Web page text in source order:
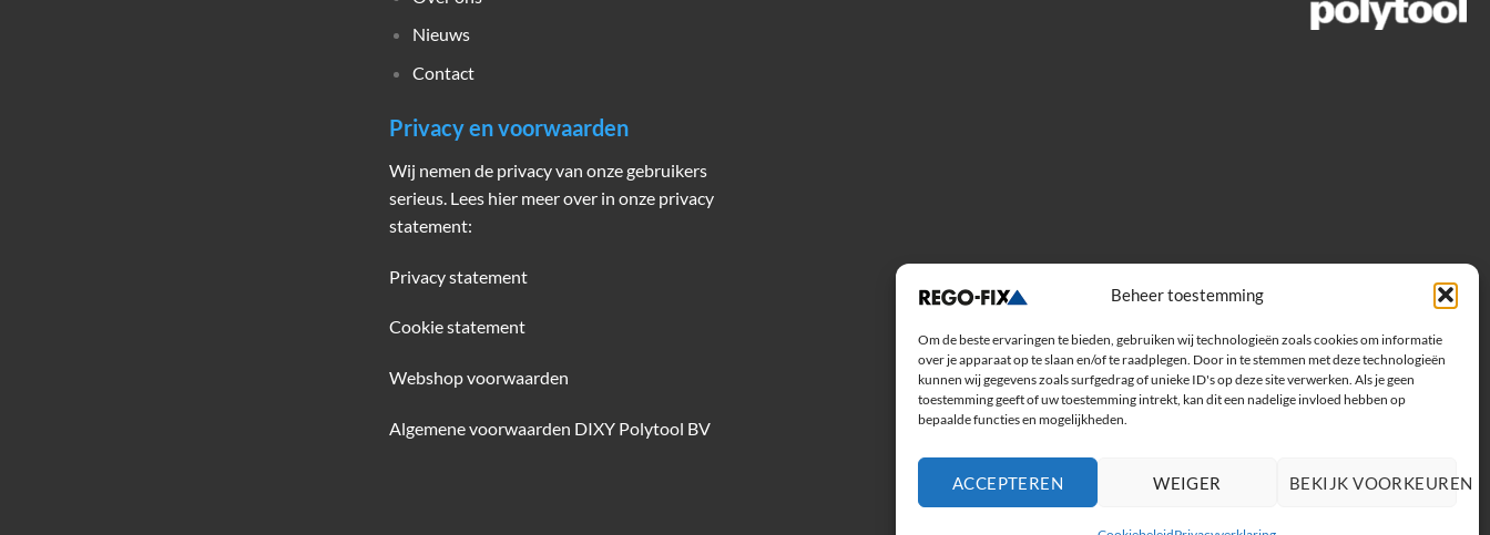
Beheer toestemming
Om de beste ervaringen te bieden, gebruiken wij technologieën zoals cookies om informatie
over je apparaat op te slaan en/of te raadplegen. Door in te stemmen met deze technologieën
kunnen wij gegevens zoals surfgedrag of unieke ID's op deze site verwerken. Als je geen
toestemming geeft of uw toestemming intrekt, kan dit een nadelige invloed hebben op
bepaalde functies en mogelijkheden.
ACCEPTEREN WEIGER BEKIJK VOORKEUREN
Nieuws
Contact
Privacy en voorwaarden
Wij nemen de privacy van onze gebruikers
serieus. Lees hier meer over in onze privacy
statement:
Privacy statement
Cookie statement
Webshop voorwaarden
Algemene voorwaarden DIXY Polytool BV